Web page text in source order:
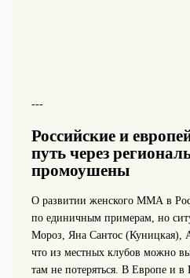
---
Российские и
путь через
промоушены
О развитии женского ММА в
по единичным примерам, но
Мороз, Яна Сантос (Куницкая),
что из местных клубов можно
там не потеряться. В Европе и в